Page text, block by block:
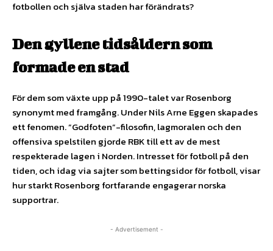
fotbollen och själva staden har förändrats?
Den gyllene tidsåldern som
formade en stad
För dem som växte upp på 1990-talet var Rosenborg
synonymt med framgång. Under Nils Arne Eggen skapades
ett fenomen. ”Godfoten”-filosofin, lagmoralen och den
offensiva spelstilen gjorde RBK till ett av de mest
respekterade lagen i Norden. Intresset för fotboll på den
tiden, och idag via sajter som bettingsidor för fotboll, visar
hur starkt Rosenborg fortfarande engagerar norska
supportrar.
- Advertisement -